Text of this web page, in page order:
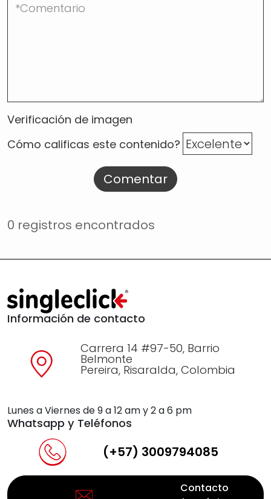
Verificación de imagen
Cómo calificas este contenido?
Comentar
0 registros encontrados
Información de contacto
Carrera 14 #97-50, Barrio
Belmonte
Pereira, Risaralda, Colombia
Lunes a Viernes de 9 a 12 am y 2 a 6 pm
Whatsapp y Teléfonos
(+57) 3009794085
Contacto